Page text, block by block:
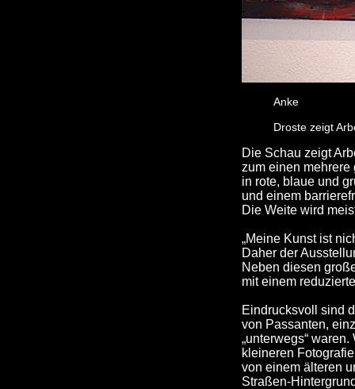
Anke
Droste zeigt
Die Schau zeigt
zum einen mehrere
in rote, blaue und
und einem
Die Weite wird
„Meine Kunst ist
Daher der
Neben diesen
mit einem
Eindrucksvoll sind
von Passanten,
„unterwegs“
kleineren
von einem älteren
Straßen-